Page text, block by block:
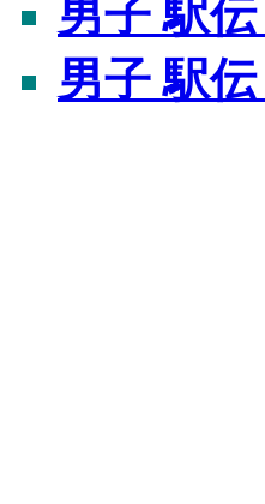
男子 駅
男子 駅